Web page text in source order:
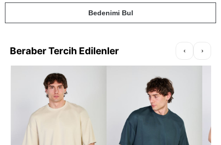
Bedenimi Bul
Beraber Tercih Edilenler ‹ ›